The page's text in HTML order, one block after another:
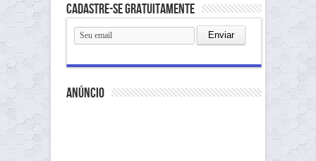
Cadastre-se gratuitamente
anúncio